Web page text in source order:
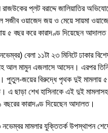
রাজউকের প্লট বরাদ্দে জালিয়াতির
সজীব ওয়াজেদ জয় ও মেয়ে সায়মা
৫ বছর করে কারাদণ্ড দিয়েছেন
বেলা ১১টা ২৩ মিনিটে ঢাকার
আল মামুন এজলাসে আসেন। এরপর
পুতুল-জয়ের বিরুদ্ধে পৃথক দুই মামলায় ৫
এ ছাড়া শেখ হাসিনাকে এই দুই
কারাদণ্ড দিয়েছেন আদালত।
মামলার যুক্তিতর্ক উপস্থাপন